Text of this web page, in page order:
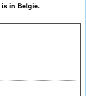
in Belgie.